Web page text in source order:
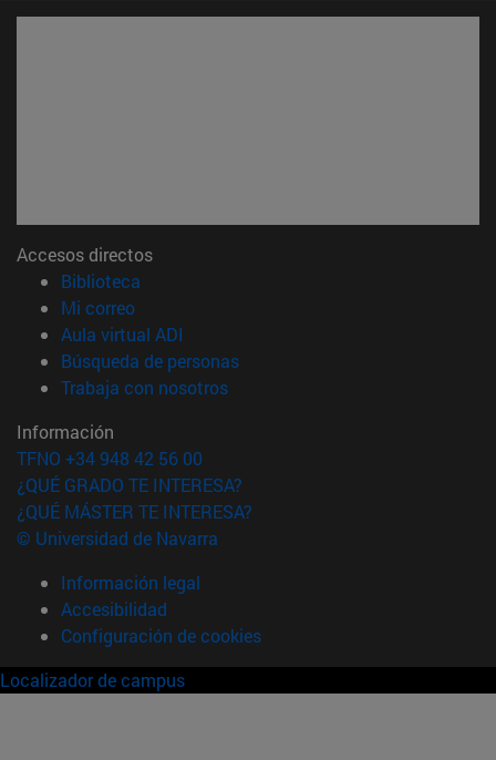
Accesos directos
Biblioteca
Mi correo(abre en nueva ventana)
Aula virtual ADI
Búsqueda de personas(abre en nueva ventana)
Trabaja con nosotros(abre en nueva ventana)
Información
TFNO +34 948 42 56 00
¿QUÉ GRADO TE INTERESA?
¿QUÉ MÁSTER TE INTERESA?
© Universidad de Navarra
Información legal
Accesibilidad
Configuración de cookies
Localizador de campus